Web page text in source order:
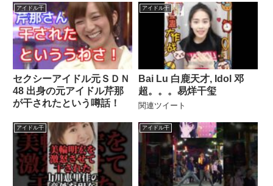
Спасибо！ DbD キラー鯖ランク1
ボーダーブレイク ...関連ツイー
ト
アイドル干
セクシーアイドル元ＳＤＮ
48 出身の元アイドル芹那
が干されたという噂話！
アイドル干
Bai Lu 白鹿天才, Idol 邓
超。。。易烊干玺
関連ツイート
アイドル干 アイドル干